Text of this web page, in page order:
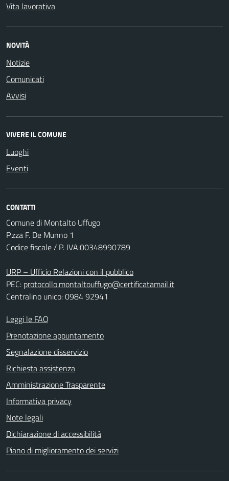
Vita lavorativa
NOVITÀ
Notizie
Comunicati
Avvisi
VIVERE IL COMUNE
Luoghi
Eventi
CONTATTI
Comune di Montalto Uffugo
P.zza F. De Munno 1
Codice fiscale / P. IVA:00348990789
URP – Ufficio Relazioni con il pubblico
PEC: protocollo.montaltouffugo@certificatamail.it
Centralino unico: 0984 92941
Leggi le FAQ
Prenotazione appuntamento
Segnalazione disservizio
Richiesta assistenza
Amministrazione Trasparente
Informativa privacy
Note legali
Dichiarazione di accessibilità
Piano di miglioramento dei servizi